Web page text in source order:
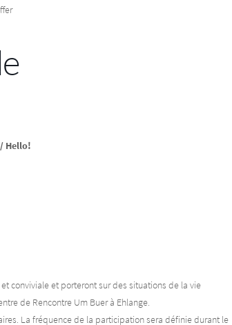
Hello!
conviviale et porteront sur des situations de la vie
de Rencontre Um Buer à Ehlange.
La fréquence de la participation sera définie durant le